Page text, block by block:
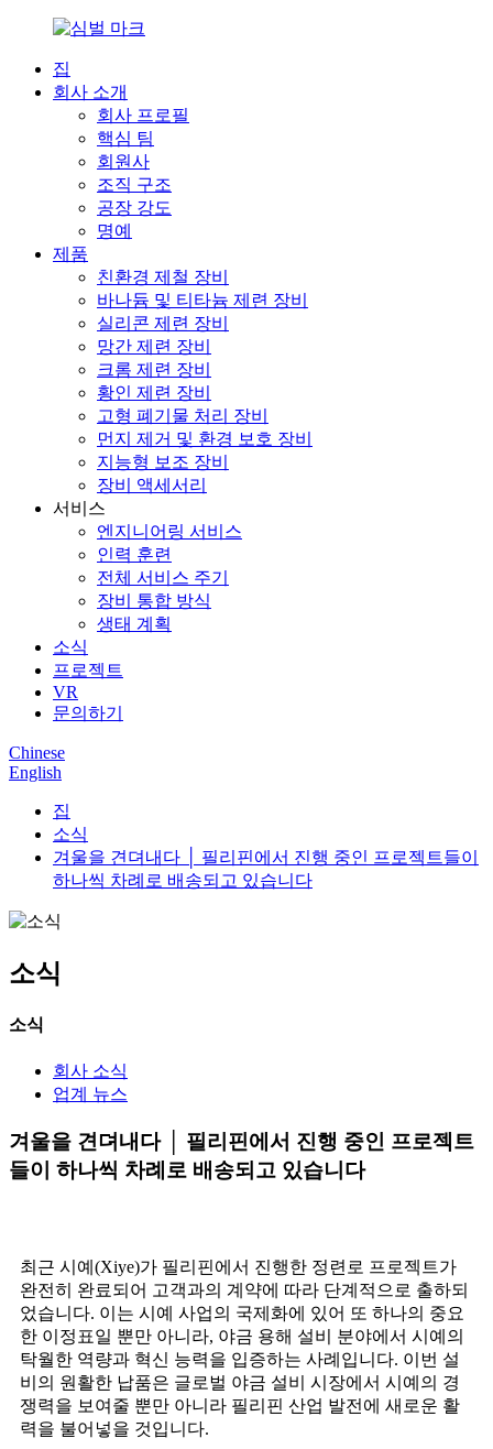
집
회사 소개
회사 프로필
핵심 팀
회원사
조직 구조
공장 강도
명예
제품
친환경 제철 장비
바나듐 및 티타늄 제련 장비
실리콘 제련 장비
망간 제련 장비
크롬 제련 장비
황인 제련 장비
고형 폐기물 처리 장비
먼지 제거 및 환경 보호 장비
지능형 보조 장비
장비 액세서리
서비스
엔지니어링 서비스
인력 훈련
전체 서비스 주기
장비 통합 방식
생태 계획
소식
프로젝트
VR
문의하기
Chinese
English
집
소식
겨울을 견뎌내다 │ 필리핀에서 진행 중인 프로젝트들이
하나씩 차례로 배송되고 있습니다
소식
소식
회사 소식
업계 뉴스
겨울을 견뎌내다 │ 필리핀에서 진행 중인 프로젝트
들이 하나씩 차례로 배송되고 있습니다
최근 시예(Xiye)가 필리핀에서 진행한 정련로 프로젝트가
완전히 완료되어 고객과의 계약에 따라 단계적으로 출하되
었습니다. 이는 시예 사업의 국제화에 있어 또 하나의 중요
한 이정표일 뿐만 아니라, 야금 용해 설비 분야에서 시예의
탁월한 역량과 혁신 능력을 입증하는 사례입니다. 이번 설
비의 원활한 납품은 글로벌 야금 설비 시장에서 시예의 경
쟁력을 보여줄 뿐만 아니라 필리핀 산업 발전에 새로운 활
력을 불어넣을 것입니다.